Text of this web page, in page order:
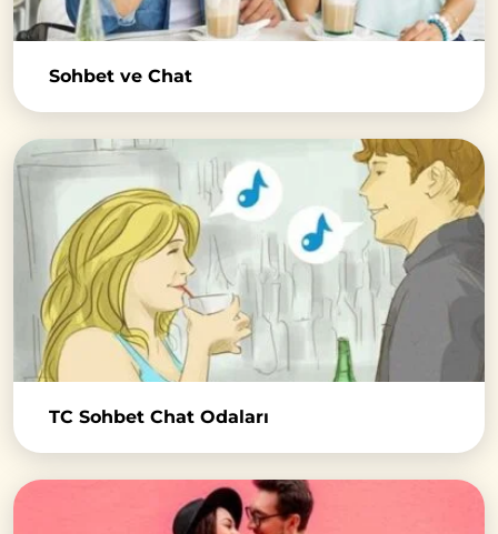
Sohbet ve Chat
TC Sohbet Chat Odaları